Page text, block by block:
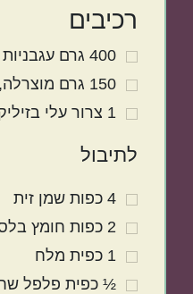
רכיבים
400 גרם
150 גרם מוצרלה
1 צרור עלי
לתיבול
4 כפות שמן זית
2 כפות חומץ
1 כפית מלח
½ כפית פלפל